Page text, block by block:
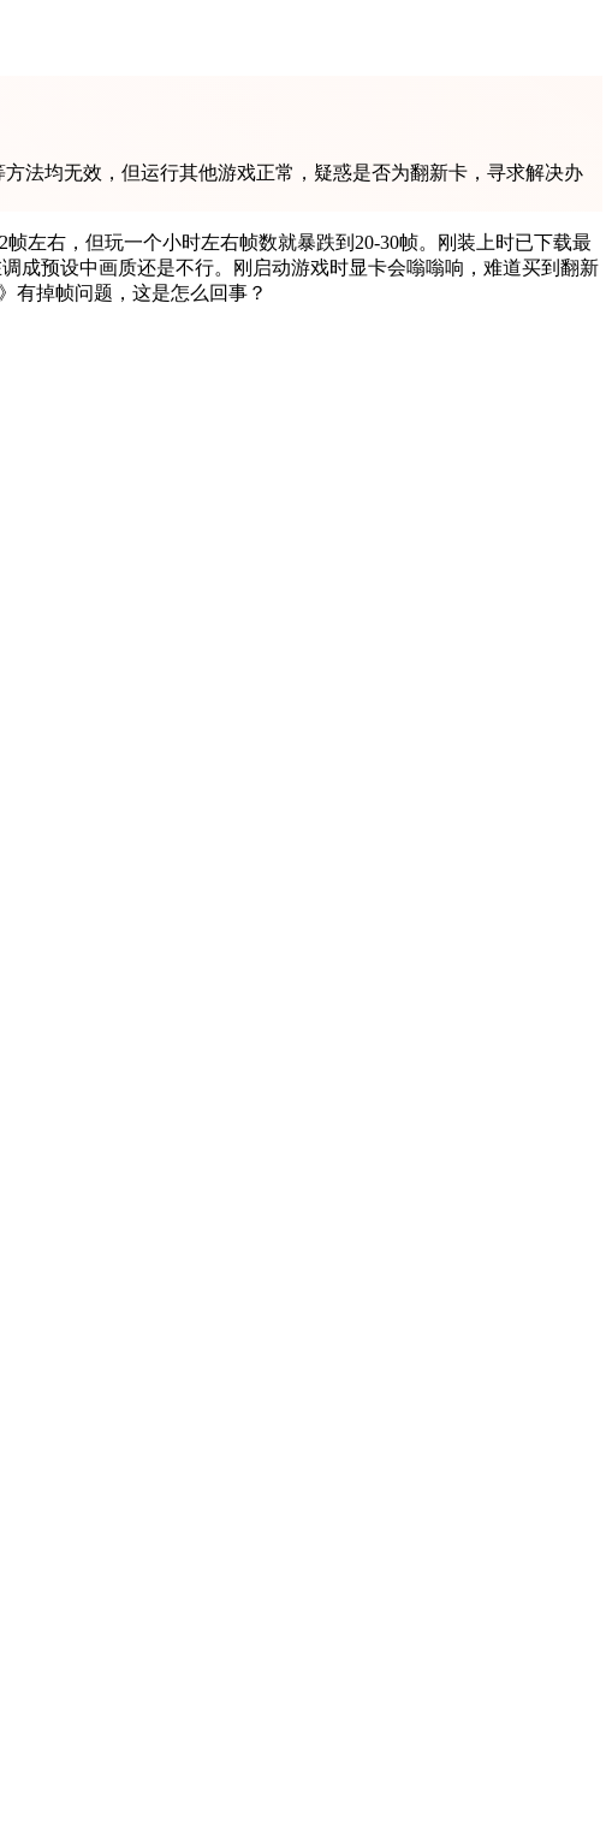
法均无效，但运行其他游戏正常，疑惑是否为翻新卡，寻求解决办
左右，但玩一个小时左右帧数就暴跌到20-30帧。刚装上时已下载最
成预设中画质还是不行。刚启动游戏时显卡会嗡嗡响，难道买到翻新
有掉帧问题，这是怎么回事？